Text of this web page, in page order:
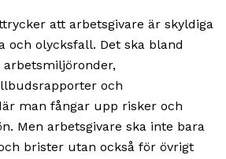
att arbetsgivare är skyldiga
och olycksfall. Det ska bland
arbetsmiljöronder,
och
man fångar upp risker och
Men arbetsgivare ska inte bara
brister utan också för övrigt